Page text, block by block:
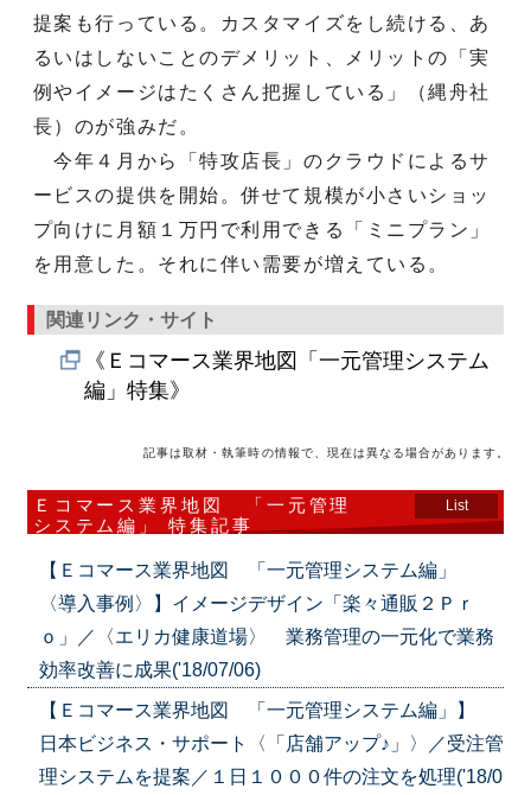
提案も行っている。カスタマイズをし続ける、あ
るいはしないことのデメリット、メリットの「実
例やイメージはたくさん把握している」（縄舟社
長）のが強みだ。
今年４月から「特攻店長」のクラウドによるサ
ービスの提供を開始。併せて規模が小さいショッ
プ向けに月額１万円で利用できる「ミニプラン」
を用意した。それに伴い需要が増えている。
関連リンク・サイト
《Ｅコマース業界地図「一元管理システム
編」特集》
記事は取材・執筆時の情報で、現在は異なる場合があります。
Ｅコマース業界地図 「一元管理
システム編」 特集記事
List
【Ｅコマース業界地図 「一元管理システム編」
〈導入事例〉】イメージデザイン「楽々通販２Ｐｒ
ｏ」／〈エリカ健康道場〉 業務管理の一元化で業務
効率改善に成果('18/07/06)
【Ｅコマース業界地図 「一元管理システム編」】
日本ビジネス・サポート〈「店舗アップ♪」〉／受注管
理システムを提案／１日１０００件の注文を処理('18/0